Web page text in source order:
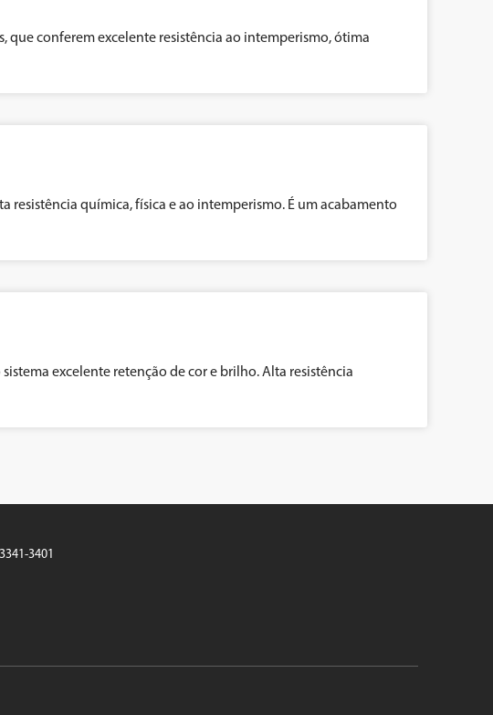
que conferem excelente resistência ao intemperismo, ótima
resistência química, física e ao intemperismo. É um acabamento
excelente retenção de cor e brilho. Alta resistência
3401